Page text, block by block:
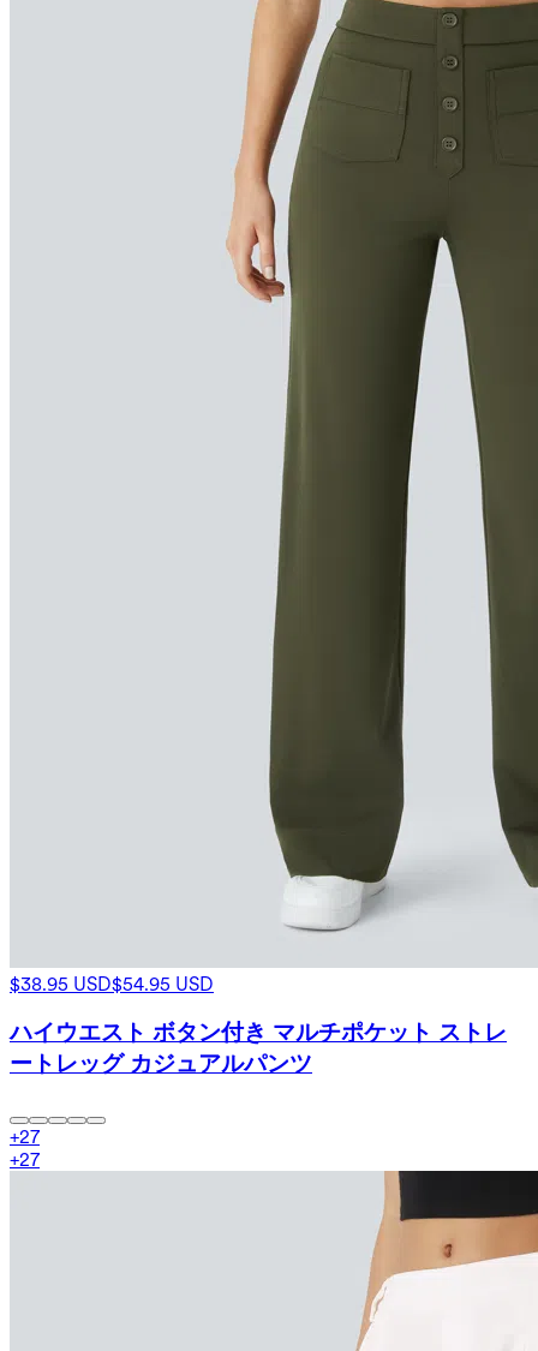
$38.95 USD$54.95 USD
ハイウエスト ボタン付き マルチポケット ストレ
ートレッグ カジュアルパンツ
+27
+27